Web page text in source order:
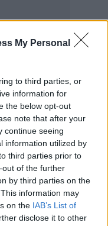
My Personal
to third parties, or
information for
the below opt-out
note that after your
continue seeing
information utilized by
third parties prior to
of the further
by third parties on the
information may
on the IAB’s List of
disclose it to other